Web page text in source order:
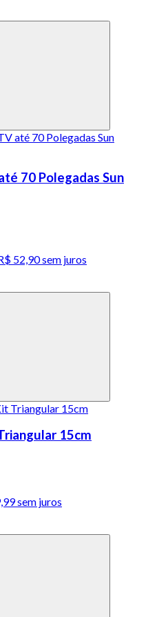
70 Polegadas Sun
52,90 sem juros
15cm
sem juros